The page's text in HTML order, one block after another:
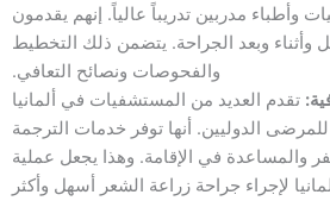
وأطباء مدربين تدريباً عالياً. إنهم يقدمون
وأثناء وبعد الجراحة. يتضمن ذلك التخطيط
والفحوصات ونصائح التعافي.
تقدم العديد من المستشفيات في ألمانيا
الدوليين. أنها توفر خدمات الترجمة
والمساعدة في الإقامة. وهذا يجعل عملية
لإجراء جراحة زراعة الشعر أسهل وأكثر